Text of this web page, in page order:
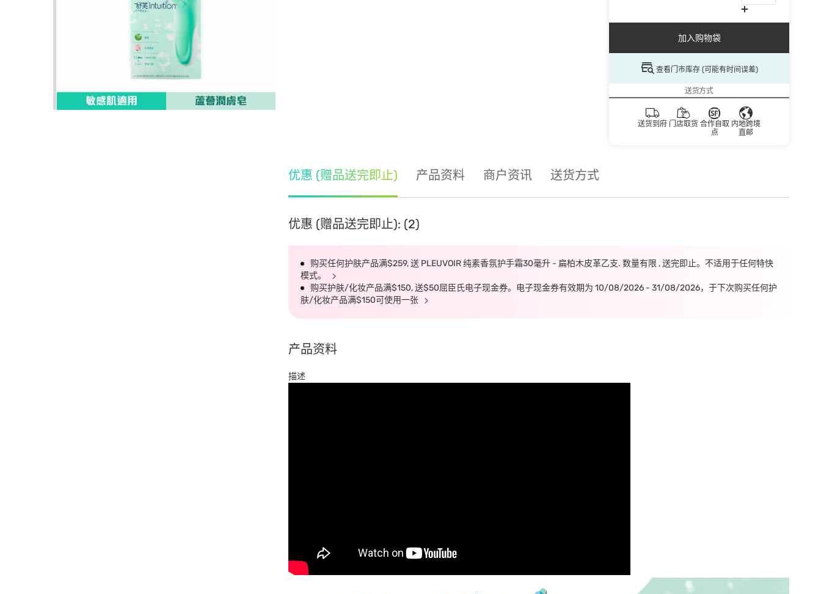
加入购物袋
查看门市库存 (可能有时间误差)
送货方式
送货到府 门店取货 合作自取
点
内地跨境
直邮
优惠 (赠品送完即止) 产品资料 商户资讯 送货方式
优惠 (赠品送完即止): (2)
购买任何护肤产品满$259, 送 PLEUVOIR 纯素香氛护手霜30毫升 - 扁柏木皮革乙支. 数量有限 , 送完即止。不适用于任何特快
模式。
购买护肤/化妆产品满$150, 送$50屈臣氏电子现金券。电子现金券有效期为 10/08/2026 - 31/08/2026，于下次购买任何护
肤/化妆产品满$150可使用一张
产品资料
描述